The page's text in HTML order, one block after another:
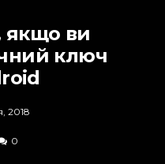
якщо ви
ключ
2018
0